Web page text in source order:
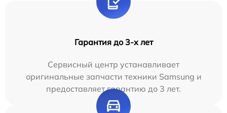
Гарантия до 3-х лет
Сервисный центр устанавливает
оригинальные запчасти техники Samsung и
предоставляет гарантию до 3 лет.